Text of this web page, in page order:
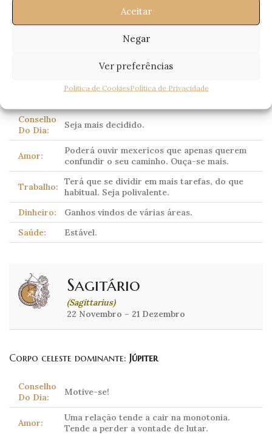
Aceitar
Negar
Ver preferências
Política de CookiesPolítica de Privacidade
Escorpião
(Scorpio)
23 Outubro – 21 Novembro
Conselho
Do Dia:
Seja mais decidido.
Amor:
Poderá ouvir mexericos que apenas querem
confundir o seu caminho. Ouça-se mais.
Trabalho:
Terá que se dividir em mais tarefas, do que
habitual. Seja polivalente.
Dinheiro:
Ganhos vindos de várias áreas.
Saúde:
Estável.
Sagitário
(Sagittarius)
22 Novembro – 21 Dezembro
Corpo celeste dominante: Júpiter
Conselho
Do Dia:
Motive-se!
Amor:
Uma relação tende a cair na monotonia.
Tende a perder a vontade de lutar.